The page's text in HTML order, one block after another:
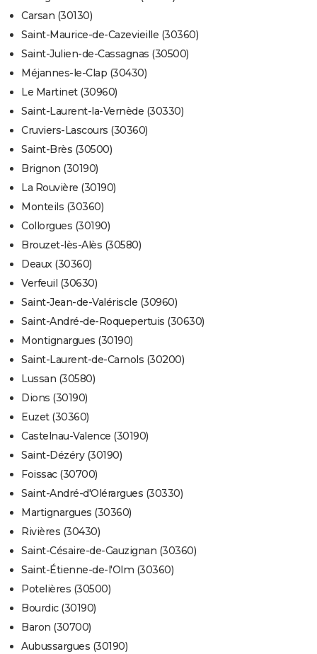
Carsan (30130)
Saint-Maurice-de-Cazevieille (30360)
Saint-Julien-de-Cassagnas (30500)
Méjannes-le-Clap (30430)
Le Martinet (30960)
Saint-Laurent-la-Vernède (30330)
Cruviers-Lascours (30360)
Saint-Brès (30500)
Brignon (30190)
La Rouvière (30190)
Monteils (30360)
Collorgues (30190)
Brouzet-lès-Alès (30580)
Deaux (30360)
Verfeuil (30630)
Saint-Jean-de-Valériscle (30960)
Saint-André-de-Roquepertuis (30630)
Montignargues (30190)
Saint-Laurent-de-Carnols (30200)
Lussan (30580)
Dions (30190)
Euzet (30360)
Castelnau-Valence (30190)
Saint-Dézéry (30190)
Foissac (30700)
Saint-André-d'Olérargues (30330)
Martignargues (30360)
Rivières (30430)
Saint-Césaire-de-Gauzignan (30360)
Saint-Étienne-de-l'Olm (30360)
Potelières (30500)
Bourdic (30190)
Baron (30700)
Aubussargues (30190)